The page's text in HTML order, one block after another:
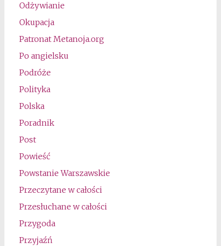
Odżywianie
Okupacja
Patronat Metanoja.org
Po angielsku
Podróże
Polityka
Polska
Poradnik
Post
Powieść
Powstanie Warszawskie
Przeczytane w całości
Przesłuchane w całości
Przygoda
Przyjaźń